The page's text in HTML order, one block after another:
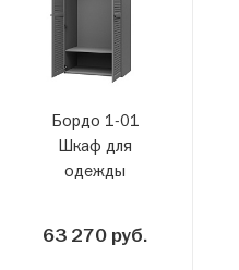
Бордо 1-01
Шкаф для
одежды
63 270 руб.